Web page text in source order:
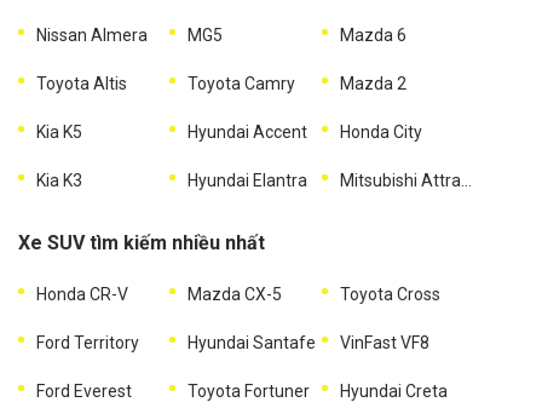
Nissan Almera MG5 Mazda 6
Toyota Altis Toyota Camry Mazda 2
Kia K5 Hyundai Accent Honda City
Kia K3 Hyundai Elantra
Xe SUV tìm kiếm nhiều nhất
Honda CR-V Mazda CX-5 Toyota Cross
Ford Territory Hyundai Santafe VinFast VF8
Ford Everest Toyota Fortuner Hyundai Creta